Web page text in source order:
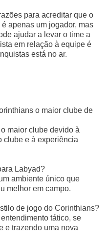
para acreditar que o
apenas um jogador, mas
ajudar a levar o time a
em relação à equipe é
está no ar.
o maior clube de
maior clube devido à
clube e à experiência
Labyad?
ambiente único que
melhor em campo.
de jogo do Corinthians?
tático, se
e trazendo uma nova